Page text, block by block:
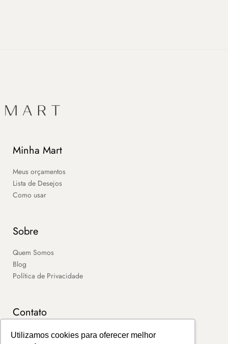
Utilizamos cookies para oferecer melhor
Minha Mart
Meus orçamentos
Lista de Desejos
Como usar
Sobre
Quem Somos
Blog
Política de Privacidade
Contato
SAC